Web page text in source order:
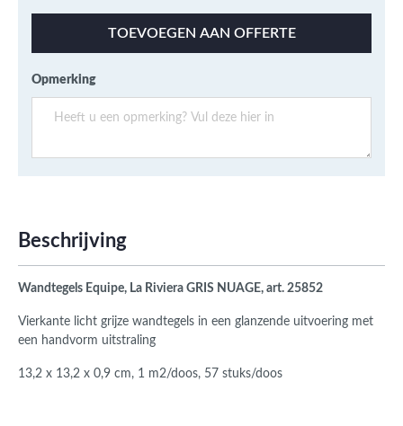
TOEVOEGEN AAN OFFERTE
Opmerking
Beschrijving
Wandtegels Equipe, La Riviera GRIS NUAGE, art. 25852
Vierkante licht grijze wandtegels in een glanzende uitvoering met
een handvorm uitstraling
13,2 x 13,2 x 0,9 cm, 1 m2/doos, 57 stuks/doos